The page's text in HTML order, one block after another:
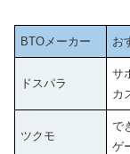
BTOメーカー お
ドスパラ
サ
カ
ツクモ
で
ゲ